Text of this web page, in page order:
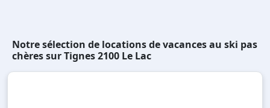
Notre sélection de locations de vacances au ski pas
chères sur Tignes 2100 Le Lac